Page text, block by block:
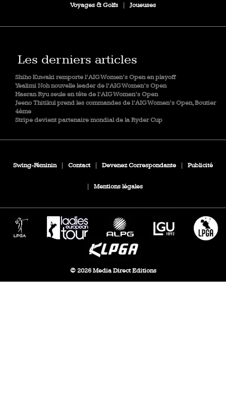
Voyages & Golfs | Joueuses
Les derniers articles
Shiho Kuwaki remporte l’AIG Women’s Open en playoff
Yealimi Noh nouvelle leader de l’AIG Women’s Open
Haeran Ryu seule en tête de l’AIG Women’s Open
Jeeno Thitikul prend les commandes de l’AIG Women’s Open, Boutier
4ème
Stripe devient partenaire mondial de la Ryder Cup
Swing-Féminin | Contact | Devenez Correspondante | Publicité
| Mentions légales
© 2026 Media Direct Editions